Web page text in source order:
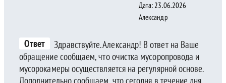
Дата: 23.06.2026
Александр
Ответ
Здравствуйте. Александр! В ответ на Ваше
обращение сообщаем, что очистка мусоропровода и
мусорокамеры осуществляется на регулярной основе.
Дополнительно сообщаем, что сегодня в течение дня